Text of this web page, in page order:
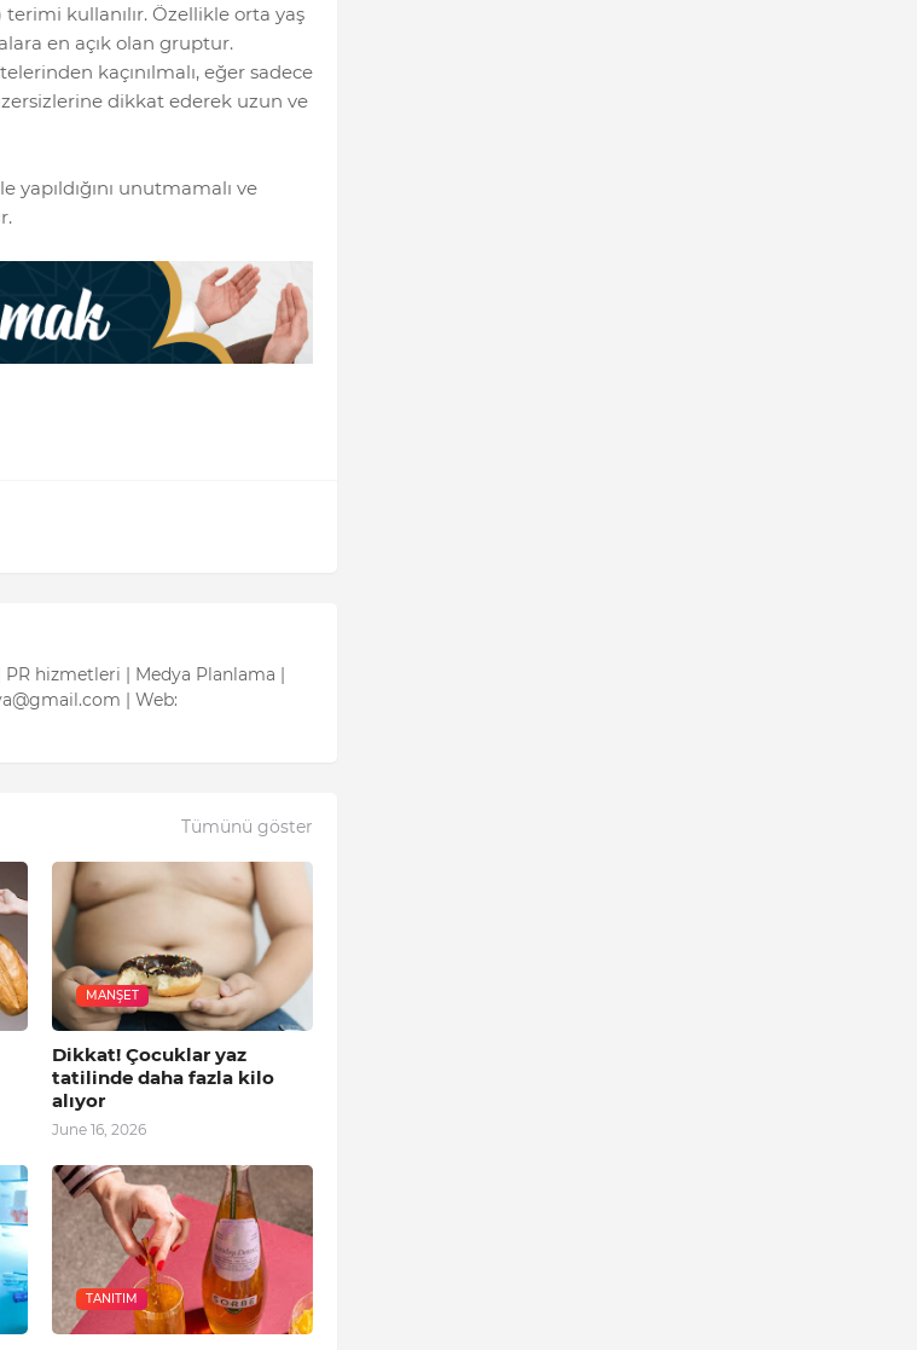
terimi kullanılır. Özellikle orta yaş
en açık olan gruptur.
kaçınılmalı, eğer sadece
dikkat ederek uzun ve
yapıldığını unutmamalı ve
| PR hizmetleri | Medya Planlama |
| Web:
Tümünü göster
MANŞET
Dikkat! Çocuklar yaz
tatilinde daha fazla kilo
alıyor
June 16, 2026
TANITIM